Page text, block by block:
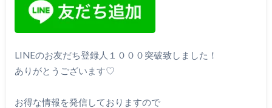
LINEのお友だち登録人１０００突破致しました！
ありがとうございます♡
お得な情報を発信しておりますので